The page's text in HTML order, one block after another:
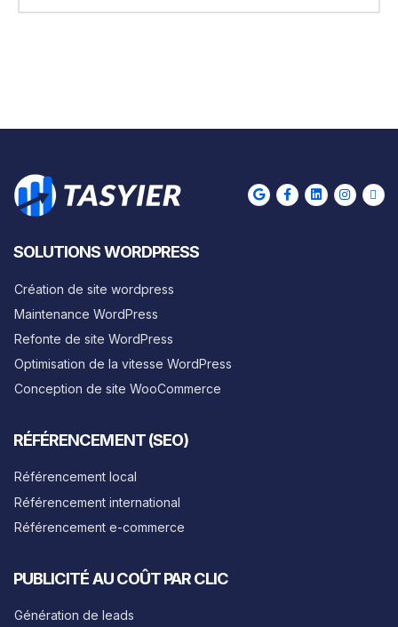
SOLUTIONS WORDPRESS
Création de site wordpress
Maintenance WordPress
Refonte de site WordPress
Optimisation de la vitesse WordPress
Conception de site WooCommerce
RÉFÉRENCEMENT (SEO)
Référencement local
Référencement international
Référencement e-commerce
PUBLICITÉ AU COÛT PAR CLIC
Génération de leads